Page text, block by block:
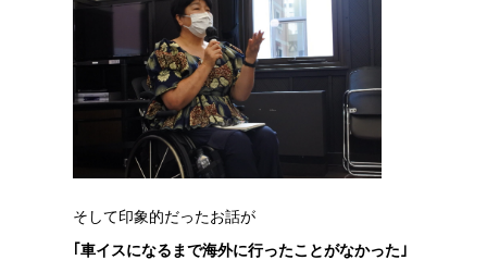
そして印象的だったお話が
｢車イスになるまで海外に行ったことがなかった｣